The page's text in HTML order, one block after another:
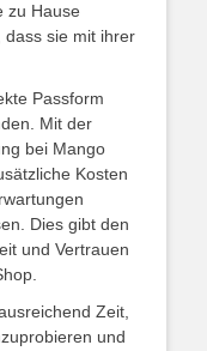
zu Hause
sie mit ihrer
Passform
Mit der
bei Mango
Kosten
Dies gibt den
und Vertrauen
Zeit,
und